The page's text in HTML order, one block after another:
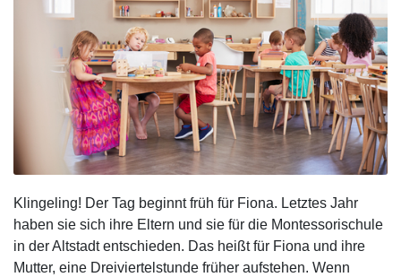
Klingeling! Der Tag beginnt früh für Fiona. Letztes Jahr
haben sie sich ihre Eltern und sie für die Montessorischule
in der Altstadt entschieden. Das heißt für Fiona und ihre
Mutter, eine Dreiviertelstunde früher aufstehen. Wenn